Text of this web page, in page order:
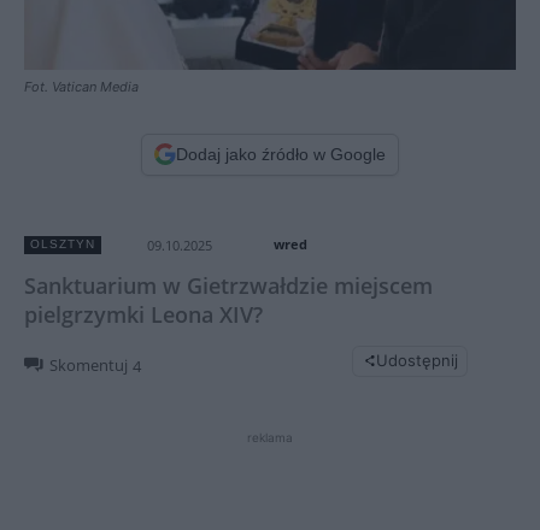
Fot. Vatican Media
Dodaj jako źródło w Google
OLSZTYN 09.10.2025 wred
Sanktuarium w Gietrzwałdzie miejscem
pielgrzymki Leona XIV?
Skomentuj 4 Udostępnij
reklama